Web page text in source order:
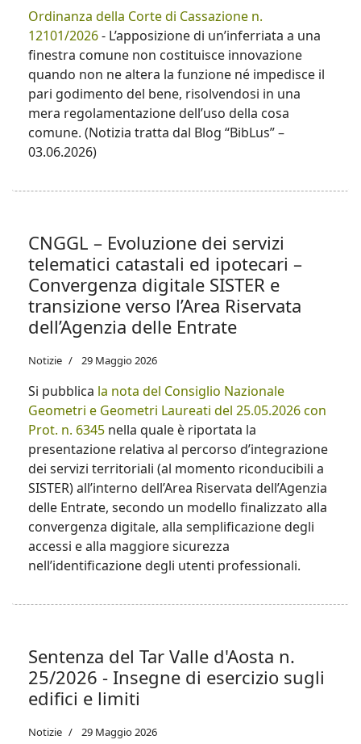
Ordinanza della Corte di Cassazione n.
12101/2026- L’apposizione di un’inferriata a una
finestra comune non costituisce innovazione
quando non ne altera la funzione né impedisce il
pari godimento del bene, risolvendosi in una
mera regolamentazione dell’uso della cosa
comune. (Notizia tratta dal Blog “BibLus” –
03.06.2026)
CNGGL – Evoluzione dei servizi
telematici catastali ed ipotecari –
Convergenza digitale SISTER e
transizione verso l’Area Riservata
dell’Agenzia delle Entrate
Notizie 29 Maggio 2026
Si pubblica la nota del Consiglio Nazionale
Geometri e Geometri Laureati del 25.05.2026 con
Prot. n. 6345 nella quale è riportata la
presentazione relativa al percorso d’integrazione
dei servizi territoriali (al momento riconducibili a
SISTER) all’interno dell’Area Riservata dell’Agenzia
delle Entrate, secondo un modello finalizzato alla
convergenza digitale, alla semplificazione degli
accessi e alla maggiore sicurezza
nell’identificazione degli utenti professionali.
Sentenza del Tar Valle d'Aosta n.
25/2026 - Insegne di esercizio sugli
edifici e limiti
Notizie 29 Maggio 2026